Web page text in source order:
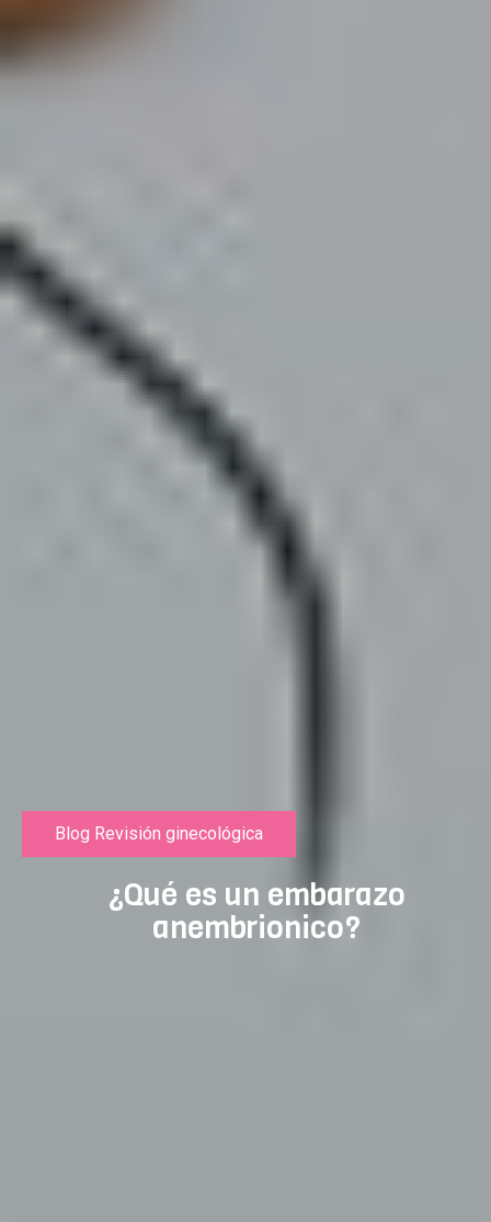
Blog Revisión ginecológica
¿Qué es un embarazo
anembrionico?